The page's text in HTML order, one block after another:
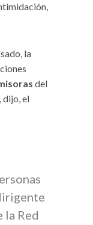
la
del
dijo, el
Red